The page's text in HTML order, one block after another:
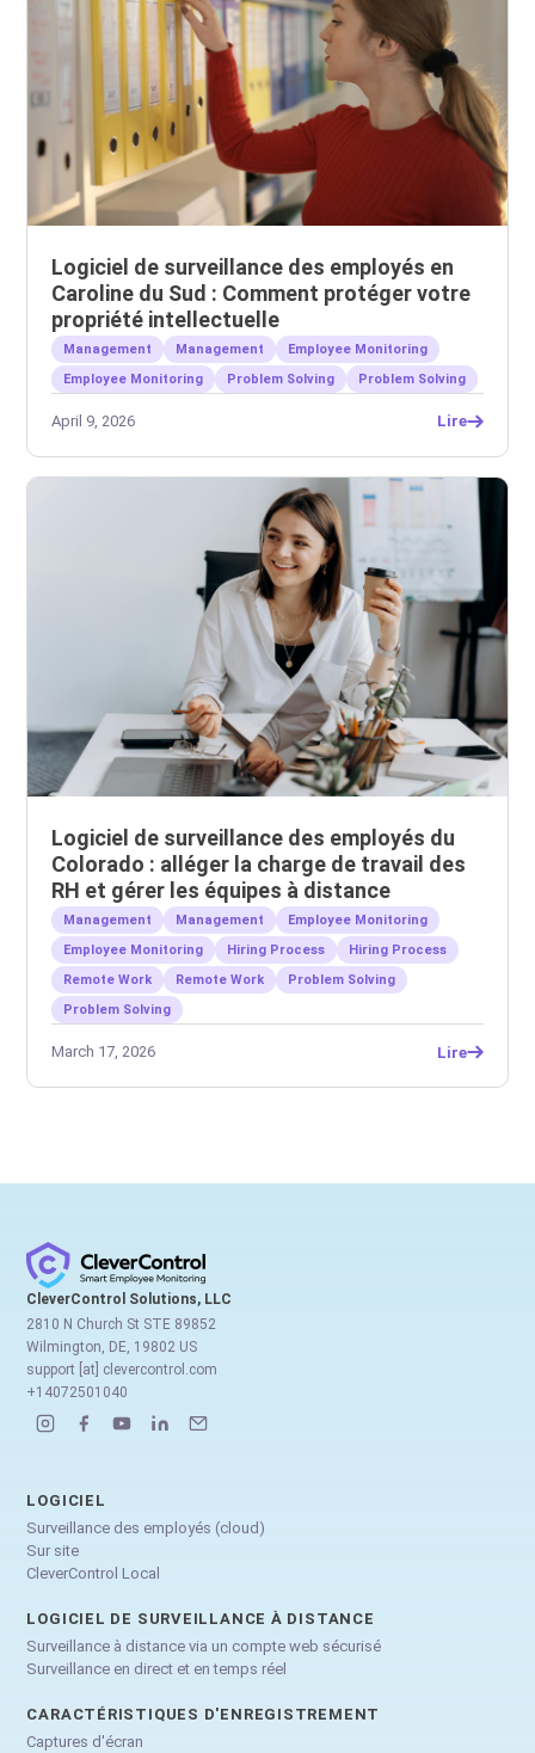
Logiciel de surveillance des employés en
Caroline du Sud : Comment protéger votre
propriété intellectuelle
Management Management
Employee Monitoring
Employee Monitoring
Problem Solving Problem Solving
April 9, 2026 Lire
Logiciel de surveillance des employés du
Colorado : alléger la charge de travail des
RH et gérer les équipes à distance
Management Management
Employee Monitoring
Employee Monitoring
Hiring Process
Hiring Process
Remote Work
Remote Work
Problem Solving
Problem Solving
March 17, 2026 Lire
CleverControl Solutions, LLC
2810 N Church St STE 89852
Wilmington, DE, 19802 US
support [at] clevercontrol.com
+14072501040
LOGICIEL
Surveillance des employés (cloud)
Sur site
CleverControl Local
LOGICIEL DE SURVEILLANCE À DISTANCE
Surveillance à distance via un compte web sécurisé
Surveillance en direct et en temps réel
CARACTÉRISTIQUES D'ENREGISTREMENT
Captures d'écran